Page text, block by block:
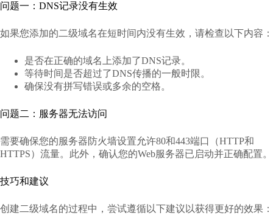
问题一：DNS记录没有生效
如果您添加的二级域名在短时间内没有生效，请检查以下内容：
是否在正确的域名上添加了DNS记录。
等待时间是否超过了DNS传播的一般时限。
确保没有拼写错误或多余的空格。
问题二：服务器无法访问
需要确保您的服务器防火墙设置允许80和443端口（HTTP和
HTTPS）流量。此外，确认您的Web服务器已启动并正确配置。
技巧和建议
创建二级域名的过程中，尝试遵循以下建议以获得更好的效果：